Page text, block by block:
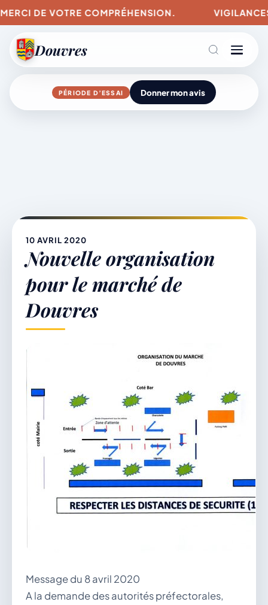
DE VOTRE COMPRÉHENSION. VIGILANCES
Douvres
Agenda
Mairie & Vie municipale
Démarches & Vie pratique
Vie locale & Associations
Découvrir la commune
VENDREDI 7 AOÛT 2026
Secrétariat ouvert
140 Place de la Babillière, 01500 Douvres
Contacter la mairie
PÉRIODE D’ESSAI Donner mon avis
10 AVRIL 2020
Nouvelle organisation
pour le marché de
Douvres
Message du 8 avril 2020
A la demande des autorités préfectorales,